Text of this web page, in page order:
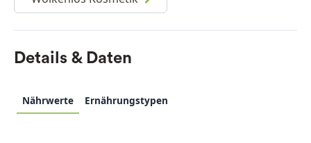
Details & Daten
Nährwerte Ernährungstypen